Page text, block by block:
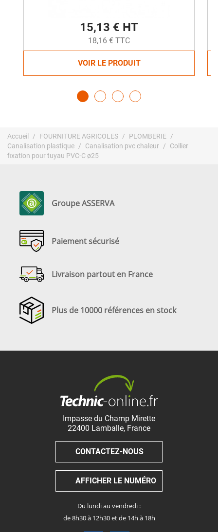
15,13 € HT
18,16 € TTC
VOIR LE PRODUIT
Accueil FOURNITURE AGRICOLES
PLOMBERIE
Canalisation plastique
Canalisation pvc chaleur
Collier
fixation pour tuyau PVC-C ø25
Groupe ASSERVA
Paiement sécurisé
Livraison partout en France
Plus de 10000 références en stock
Impasse du Champ Mirette
22400 Lamballe, France
CONTACTEZ-NOUS
AFFICHER LE NUMÉRO
Du lundi au vendredi :
de 8h30 à 12h30 et de 14h à 18h